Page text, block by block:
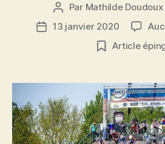
Auteur
de
l’article
Par Mathilde
Date13 janvier 2020
Article